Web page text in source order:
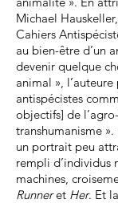
Michael
Cahiers
au bien-être d’un
devenir quelque
animal », l’auteure
antispécistes
objectifs] de
transhumanisme
un portrait peu
rempli d’individus
machines,
Runneret Her. Et